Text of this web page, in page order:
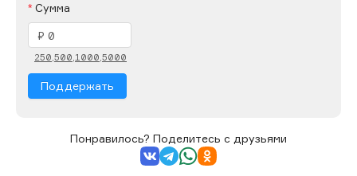
Сумма
250,500,1000,5000
Поддержать
Понравилось? Поделитесь с друзьями